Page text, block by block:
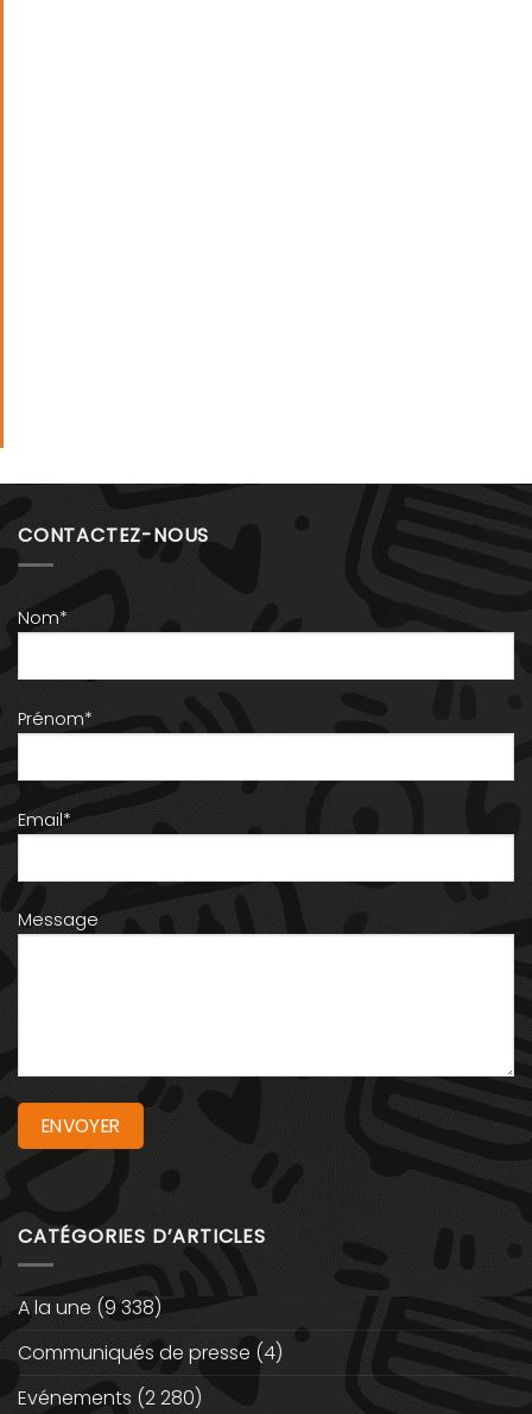
CONTACTEZ-NOUS
Nom*
Prénom*
Email*
Message
CATÉGORIES D’ARTICLES
A la une (9 338)
Communiqués de presse (4)
Evénements (2 280)